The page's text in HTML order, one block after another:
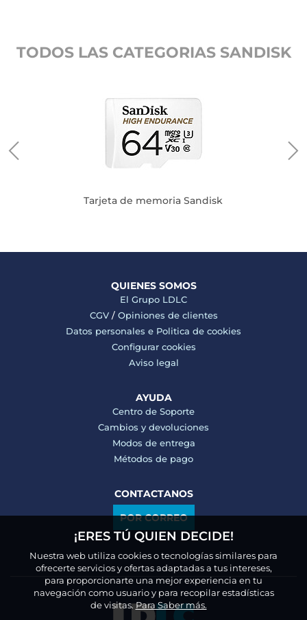
TODOS LAS CATEGORIAS SANDISK
Tarjeta de memoria Sandisk
QUIENES SOMOS
El Grupo LDLC
CGV/ Opiniones de clientes
Datos personales e Politica de cookies
Configurar cookies
Aviso legal
AYUDA
Centro de Soporte
Cambios y devoluciones
Modos de entrega
Métodos de pago
CONTACTANOS
POR CORREO
¡ERES TÚ QUIEN DECIDE!
Nuestra web utiliza cookies o tecnologías similares para
ofrecerte servicios y ofertas adaptadas a tus intereses,
para proporcionarte una mejor experiencia en tu
navegación como usuario y para recopilar estadísticas
de visitas.Para Saber más.